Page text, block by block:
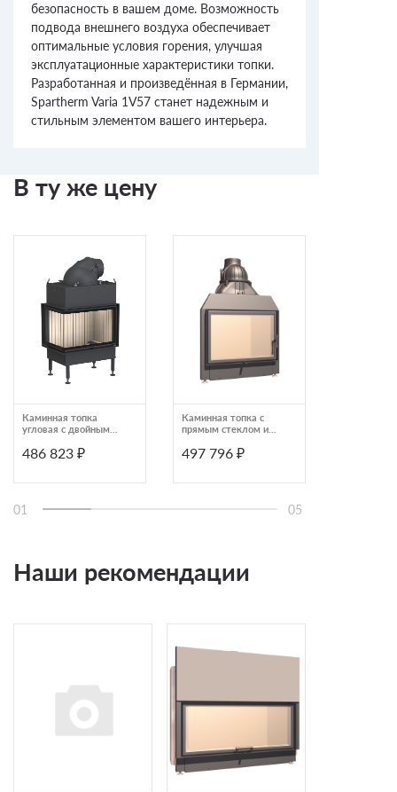
безопасность в вашем доме. Возможность
подвода внешнего воздуха обеспечивает
оптимальные условия горения, улучшая
эксплуатационные характеристики топки.
Разработанная и произведённая в Германии,
Spartherm Varia 1V57 станет надежным и
стильным элементом вашего интерьера.
В ту же цену
Каминная топка
угловая с двойным
чистого стекла
486 823 ₽
Каминная топка с
прямым стеклом и
открыванием дверцы
497 796 ₽
01 05
Наши рекомендации